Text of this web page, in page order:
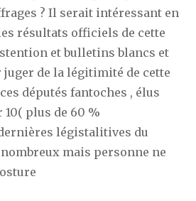
? Il serait intéressant en
résultats officiels de cette
et bulletins blancs et
de la légitimité de cette
députés fantoches , élus
plus de 60 %
légistalitives du
mais personne ne